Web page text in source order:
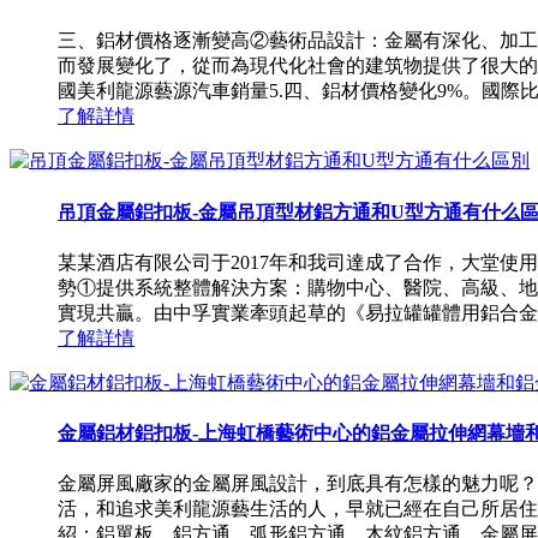
三、鋁材價格逐漸變高②藝術品設計：金屬有深化、加
而發展變化了，從而為現代化社會的建筑物提供了很大
國美利龍源藝源汽車銷量5.四、鋁材價格變化9%。國際
了解詳情
吊頂金屬鋁扣板-金屬吊頂型材鋁方通和U型方通有什么
某某酒店有限公司于2017年和我司達成了合作，大堂使
勢①提供系統整體解決方案：購物中心、醫院、高級、
實現共贏。由中孚實業牽頭起草的《易拉罐罐體用鋁合
了解詳情
金屬鋁材鋁扣板-上海虹橋藝術中心的鋁金屬拉伸網幕墻
金屬屏風廠家的金屬屏風設計，到底具有怎樣的魅力呢
活，和追求美利龍源藝生活的人，早就已經在自己所居